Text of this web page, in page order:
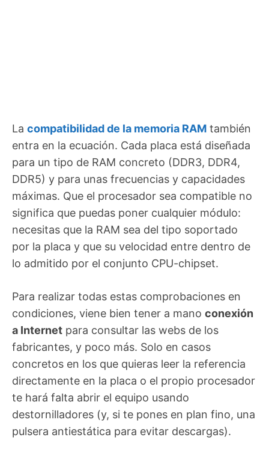
La compatibilidad de la memoria RAM también
entra en la ecuación. Cada placa está diseñada
para un tipo de RAM concreto (DDR3, DDR4,
DDR5) y para unas frecuencias y capacidades
máximas. Que el procesador sea compatible no
significa que puedas poner cualquier módulo:
necesitas que la RAM sea del tipo soportado
por la placa y que su velocidad entre dentro de
lo admitido por el conjunto CPU-chipset.
Para realizar todas estas comprobaciones en
condiciones, viene bien tener a mano conexión
a Internet para consultar las webs de los
fabricantes, y poco más. Solo en casos
concretos en los que quieras leer la referencia
directamente en la placa o el propio procesador
te hará falta abrir el equipo usando
destornilladores (y, si te pones en plan fino, una
pulsera antiestática para evitar descargas).